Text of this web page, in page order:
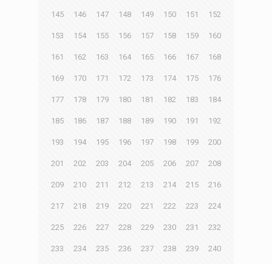
145 146 147 148 149 150 151 152
153 154 155 156 157 158 159 160
161 162 163 164 165 166 167 168
169 170 171 172 173 174 175 176
177 178 179 180 181 182 183 184
185 186 187 188 189 190 191 192
193 194 195 196 197 198 199 200
201 202 203 204 205 206 207 208
209 210 211 212 213 214 215 216
217 218 219 220 221 222 223 224
225 226 227 228 229 230 231 232
233 234 235 236 237 238 239 240